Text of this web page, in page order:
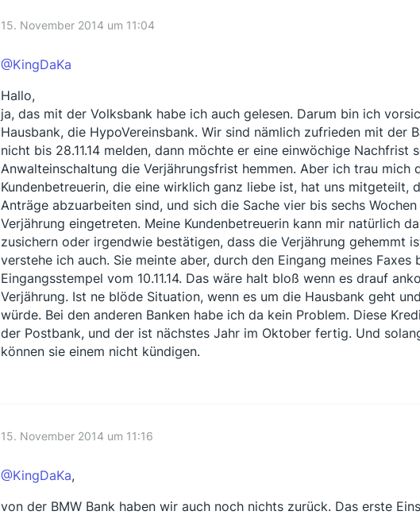
15. November 2014 um 11:04
@KingDaKa
Hallo,
ja, das mit der Volksbank habe ich auch gelesen. Darum bin ich
Hausbank, die HypoVereinsbank. Wir sind nämlich zufrieden mit der
nicht bis 28.11.14 melden, dann möchte er eine einwöchige Nachfrist
Anwalteinschaltung die Verjährungsfrist hemmen. Aber ich trau mich
Kundenbetreuerin, die eine wirklich ganz liebe ist, hat uns mitgeteilt,
Anträge abzuarbeiten sind, und sich die Sache vier bis sechs
Verjährung eingetreten. Meine Kundenbetreuerin kann mir natürlich
zusichern oder irgendwie bestätigen, dass die Verjährung gehemmt
verstehe ich auch. Sie meinte aber, durch den Eingang meines Faxes
Eingangsstempel vom 10.11.14. Das wäre halt bloß wenn es drauf
Verjährung. Ist ne blöde Situation, wenn es um die Hausbank geht
würde. Bei den anderen Banken habe ich da kein Problem. Diese
der Postbank, und der ist nächstes Jahr im Oktober fertig. Und
können sie einem nicht kündigen.
15. November 2014 um 11:16
@KingDaKa,
von der BMW Bank haben wir auch noch nichts zurück. Das erste